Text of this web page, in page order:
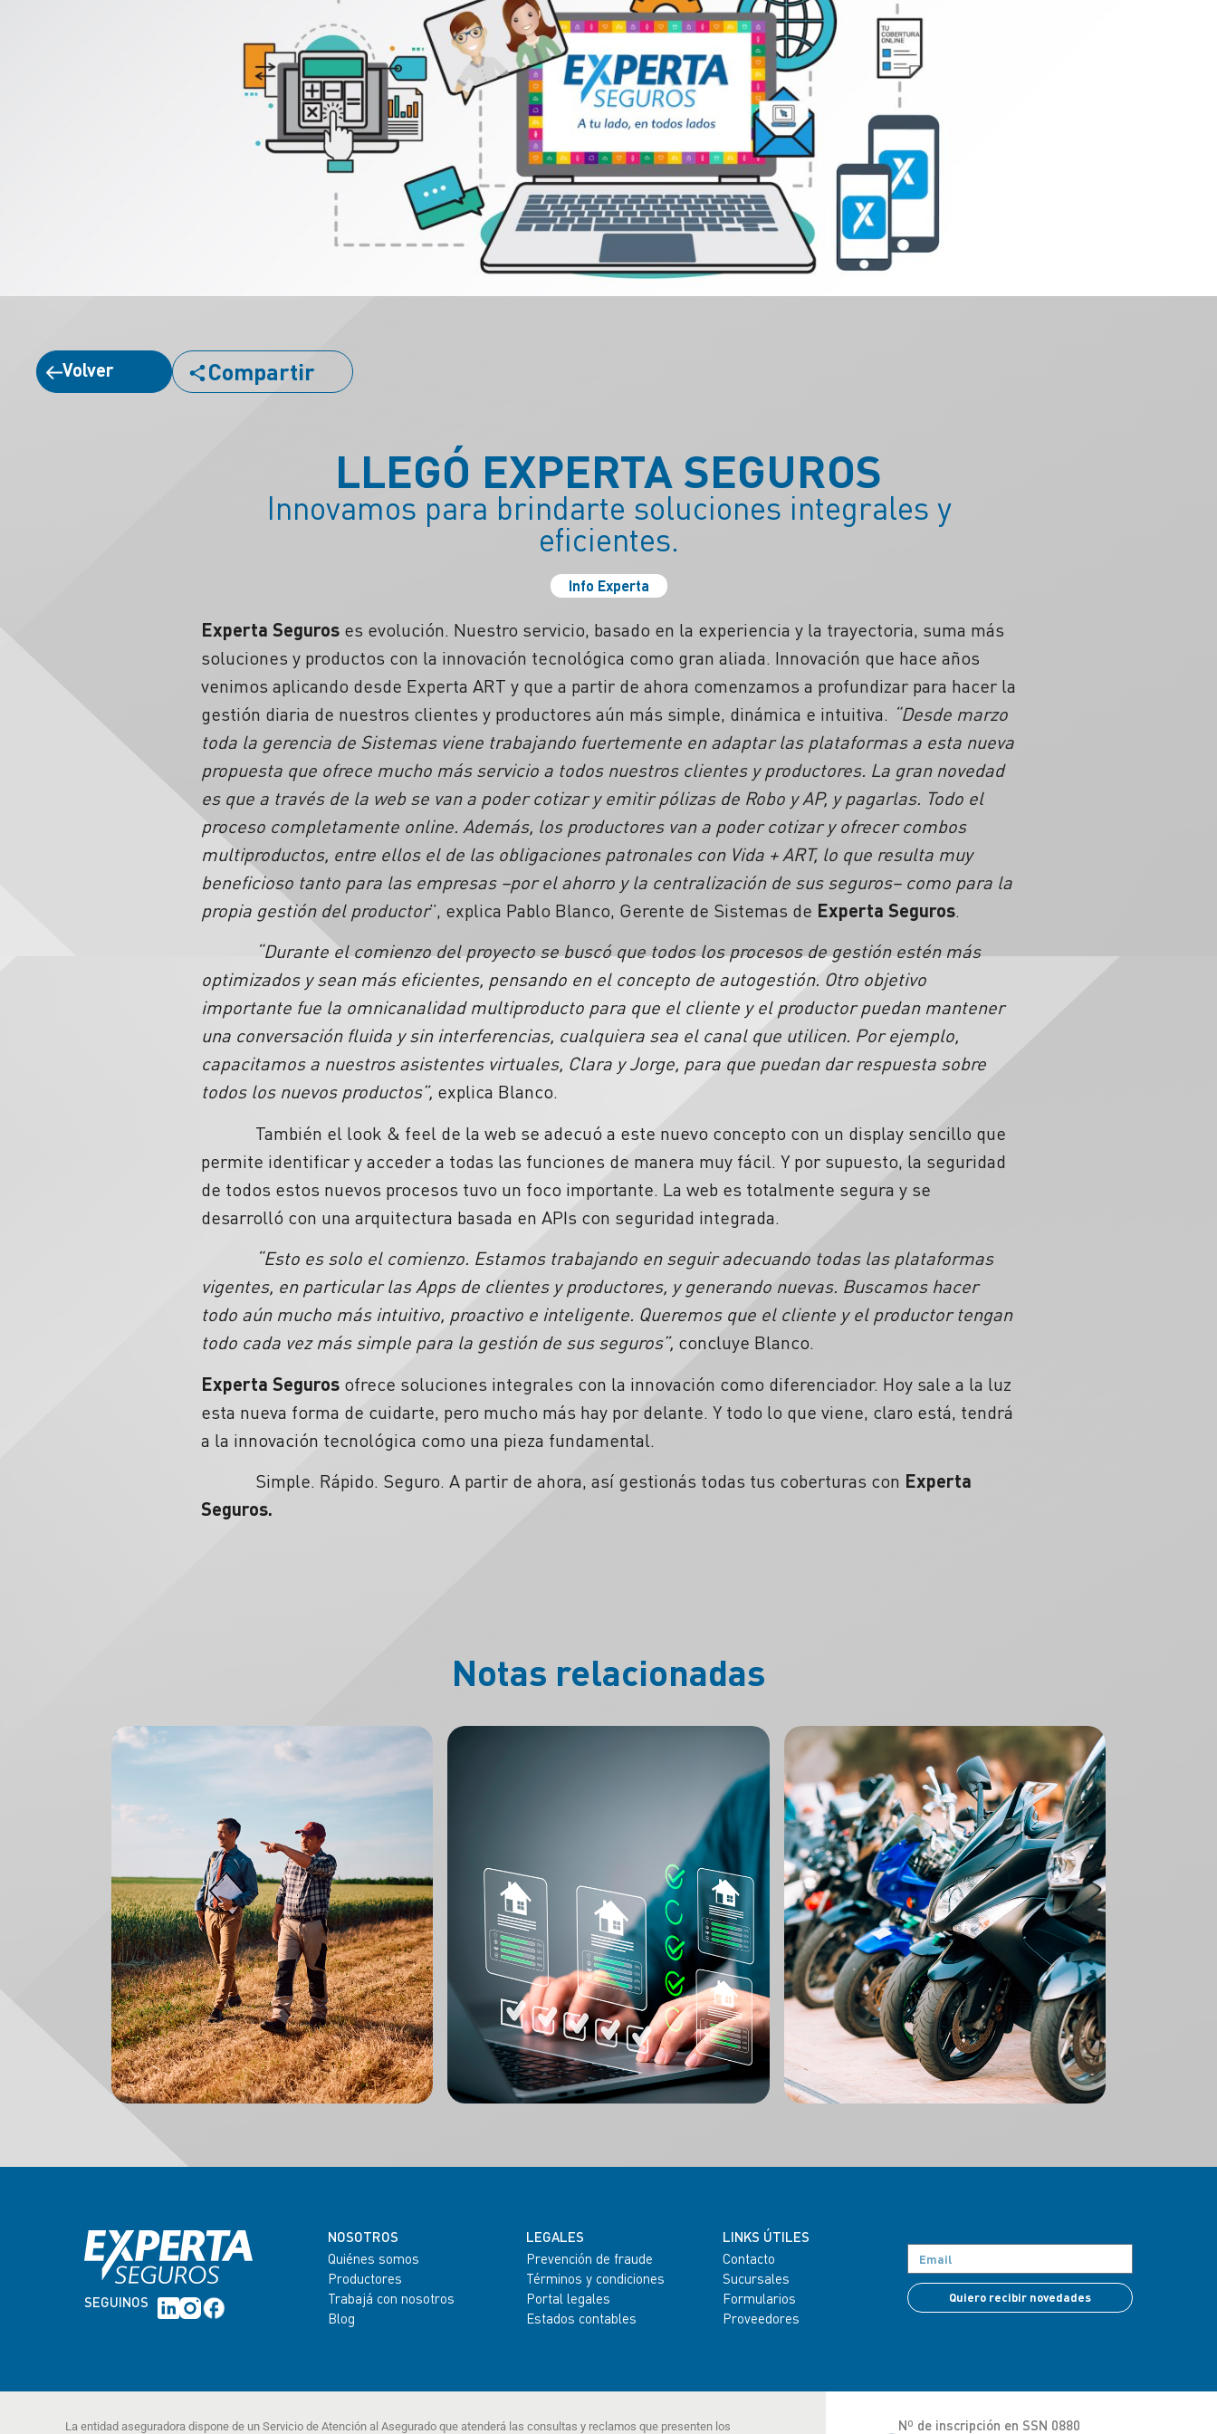
Volver Compartir
LLEGÓ EXPERTA SEGUROS
Innovamos para brindarte soluciones integrales y
eficientes.
Info Experta
Experta Seguros es evolución. Nuestro servicio, basado en la experiencia y la trayectoria, suma más
soluciones y productos con la innovación tecnológica como gran aliada. Innovación que hace años
venimos aplicando desde Experta ART y que a partir de ahora comenzamos a profundizar para hacer la
gestión diaria de nuestros clientes y productores aún más simple, dinámica e intuitiva. “Desde marzo
toda la gerencia de Sistemas viene trabajando fuertemente en adaptar las plataformas a esta nueva
propuesta que ofrece mucho más servicio a todos nuestros clientes y productores. La gran novedad
es que a través de la web se van a poder cotizar y emitir pólizas de Robo y AP, y pagarlas. Todo el
proceso completamente online. Además, los productores van a poder cotizar y ofrecer combos
multiproductos, entre ellos el de las obligaciones patronales con Vida + ART, lo que resulta muy
beneficioso tanto para las empresas –por el ahorro y la centralización de sus seguros– como para la
propia gestión del productor”, explica Pablo Blanco, Gerente de Sistemas de Experta Seguros.
“Durante el comienzo del proyecto se buscó que todos los procesos de gestión estén más
optimizados y sean más eficientes, pensando en el concepto de autogestión. Otro objetivo
importante fue la omnicanalidad multiproducto para que el cliente y el productor puedan mantener
una conversación fluida y sin interferencias, cualquiera sea el canal que utilicen. Por ejemplo,
capacitamos a nuestros asistentes virtuales, Clara y Jorge, para que puedan dar respuesta sobre
todos los nuevos productos”, explica Blanco.
También el look & feel de la web se adecuó a este nuevo concepto con un display sencillo que
permite identificar y acceder a todas las funciones de manera muy fácil. Y por supuesto, la seguridad
de todos estos nuevos procesos tuvo un foco importante. La web es totalmente segura y se
desarrolló con una arquitectura basada en APIs con seguridad integrada.
“Esto es solo el comienzo. Estamos trabajando en seguir adecuando todas las plataformas
vigentes, en particular las Apps de clientes y productores, y generando nuevas. Buscamos hacer
todo aún mucho más intuitivo, proactivo e inteligente. Queremos que el cliente y el productor tengan
todo cada vez más simple para la gestión de sus seguros”, concluye Blanco.
Experta Seguros ofrece soluciones integrales con la innovación como diferenciador. Hoy sale a la luz
esta nueva forma de cuidarte, pero mucho más hay por delante. Y todo lo que viene, claro está, tendrá
a la innovación tecnológica como una pieza fundamental.
Simple. Rápido. Seguro. A partir de ahora, así gestionás todas tus coberturas con Experta
Seguros.
Notas relacionadas
SEGUINOS
NOSOTROS
Quiénes somos
Productores
Trabajá con nosotros
Blog
LEGALES
Prevención de fraude
Términos y condiciones
Portal legales
Estados contables
LINKS ÚTILES
Contacto
Sucursales
Formularios
Proveedores
Quiero recibir novedades
La entidad aseguradora dispone de un Servicio de Atención al Asegurado que atenderá las consultas y reclamos que presenten los Nº de inscripción en SSN 0880